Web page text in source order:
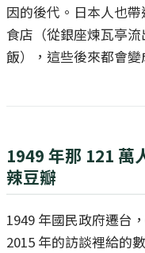
因的後代。日本人也
食店（從銀座煉瓦亭
飯），這些後來都會
1949 年那 121 萬
辣豆瓣
1949 年國民政府遷台
2015 年的訪談裡給的